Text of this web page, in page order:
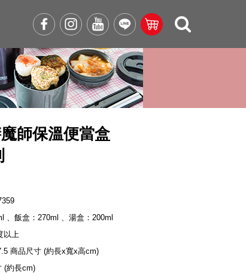
師保溫便當盒
、飯盒：270ml 、湯盒：200ml
以上
商品尺寸 (約長x寬x高cm)
(約長cm)